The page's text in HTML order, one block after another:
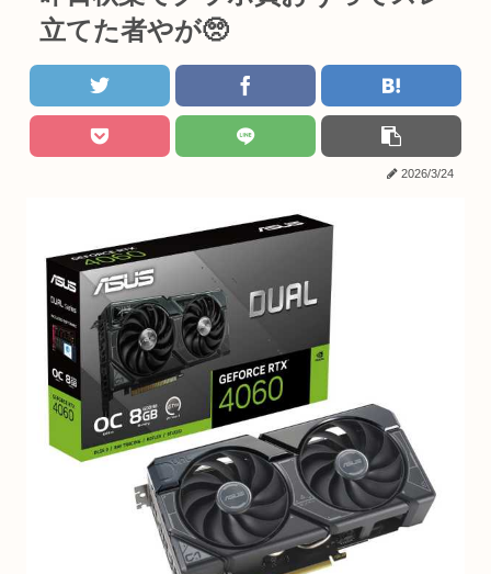
立てた者やが🥺
2026/3/24